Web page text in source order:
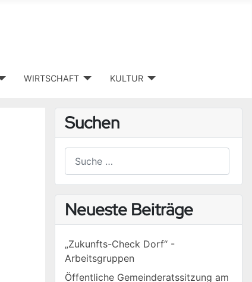
WIRTSCHAFT KULTUR
Suchen
Neueste Beiträge
„Zukunfts-Check Dorf“ -
Arbeitsgruppen
Öffentliche Gemeinderatssitzung am